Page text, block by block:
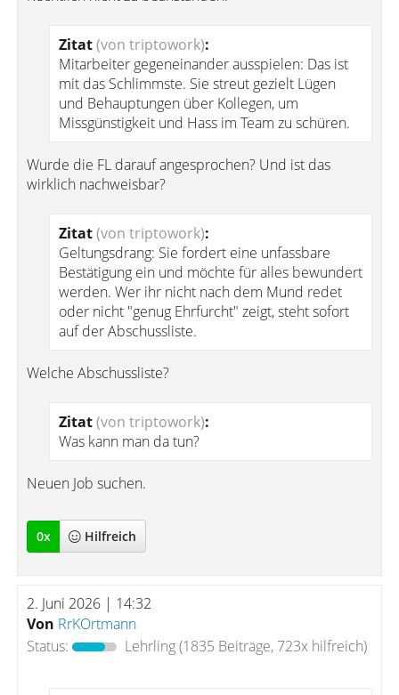
Zitat(von triptowork):
Mitarbeiter gegeneinander ausspielen: Das ist
mit das Schlimmste. Sie streut gezielt Lügen
und Behauptungen über Kollegen, um
Missgünstigkeit und Hass im Team zu schüren.
Wurde die FL darauf angesprochen? Und ist das
wirklich nachweisbar?
Zitat(von triptowork):
Geltungsdrang: Sie fordert eine unfassbare
Bestätigung ein und möchte für alles bewundert
werden. Wer ihr nicht nach dem Mund redet
oder nicht "genug Ehrfurcht" zeigt, steht sofort
auf der Abschussliste.
Welche Abschussliste?
Zitat(von triptowork):
Was kann man da tun?
Neuen Job suchen.
0x Hilfreich
2. Juni 2026 | 14:32
Von RrKOrtmann
Status:
Lehrling(1835 Beiträge, 723x hilfreich)